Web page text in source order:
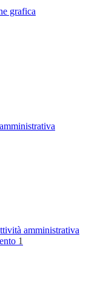
grafica
amministrativa
1